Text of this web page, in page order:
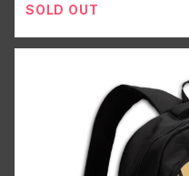
SOLD OUT